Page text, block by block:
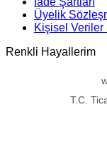
Üyelik
Kişisel Veriler
Renkli Hayallerim
T.C.